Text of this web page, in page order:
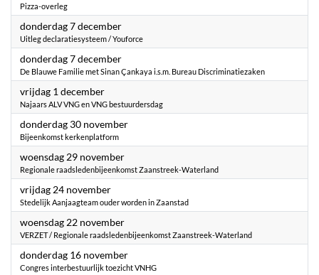
Pizza-overleg
donderdag 7 december2023
Uitleg declaratiesysteem / Youforce
donderdag 7 december2023
De Blauwe Familie met Sinan Çankaya i.s.m. Bureau Discriminatiezaken
vrijdag 1 december2023
Najaars ALV VNG en VNG bestuurdersdag
donderdag 30 november2023
Bijeenkomst kerkenplatform
woensdag 29 november2023
Regionale raadsledenbijeenkomst Zaanstreek-Waterland
vrijdag 24 november2023
Stedelijk Aanjaagteam ouder worden in Zaanstad
woensdag 22 november2023
VERZET / Regionale raadsledenbijeenkomst Zaanstreek-Waterland
donderdag 16 november2023
Congres interbestuurlijk toezicht VNHG